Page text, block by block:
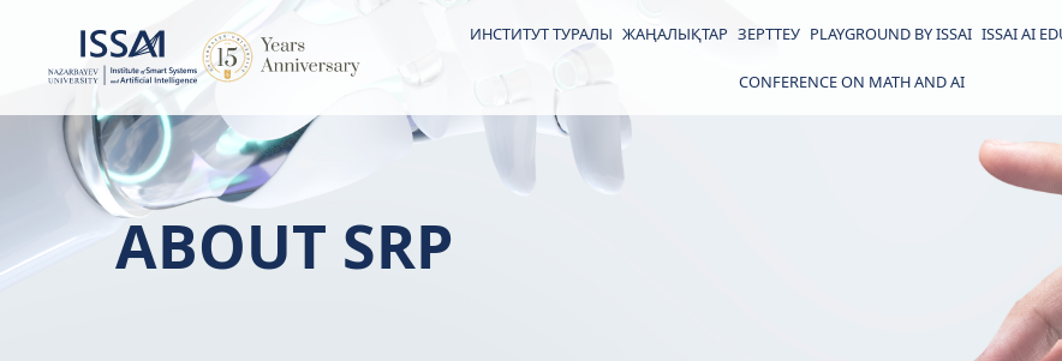
ИНСТИТУТ ТУРАЛЫ ЖАҢАЛЫҚТАР ЗЕРТТЕУ PLAYGROUND BY ISSAI ISSAI AI
CONFERENCE ON MATH AND AI
ABOUT SRP